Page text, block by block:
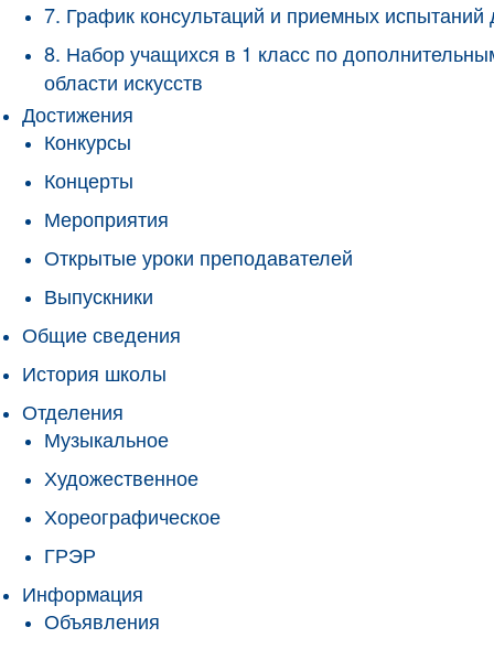
7. График консультаций и приемных
8. Набор учащихся в 1 класс по
области искусств
Достижения
Конкурсы
Концерты
Мероприятия
Открытые уроки преподавателей
Выпускники
Общие сведения
История школы
Отделения
Музыкальное
Художественное
Хореографическое
ГРЭР
Информация
Объявления